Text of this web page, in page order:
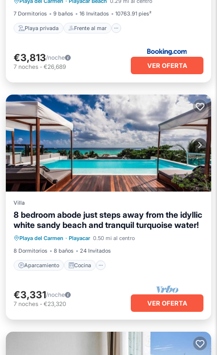
7 Dormitorios
9 baños 16 Invitados 10763.91 pies²
Playa privada Frente al mar
Bañera de hidromasaje Desayuno
€3,813/noche
7 noches - €26,689 VER OFERTA
Villa
8 bedroom abode just steps away from the idyllic
white sandy beach and tranquil turquoise water!
Playa del Carmen · Playacar 0.50 mi al centro
8 Dormitorios
8 baños 24 Invitados
Aparcamiento Cocina
Aparcamiento
Cocina
Aire acondicionado
Internet
€3,331/noche
7 noches - €23,320 VER OFERTA